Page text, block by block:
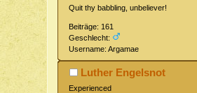
Quit thy babbling, unbeliever!
Beiträge: 161
Geschlecht:
Username: Argamae
Luther Engelsnot
Experienced